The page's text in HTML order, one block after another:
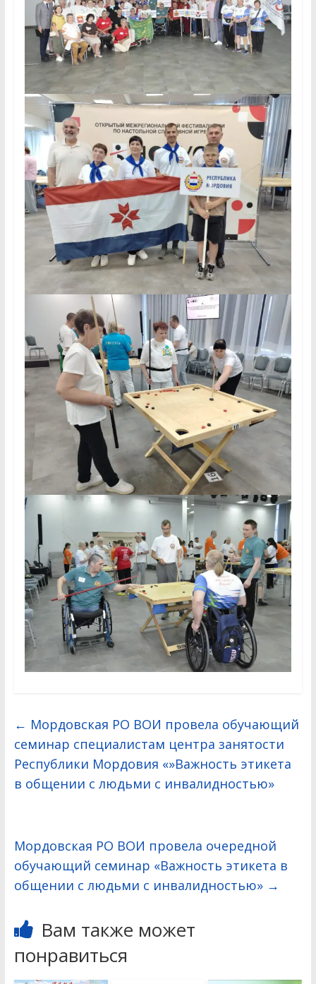
← Мордовская РО ВОИ провела обучающий
семинар специалистам центра занятости
Республики Мордовия «»Важность этикета
в общении с людьми с инвалидностью»
Мордовская РО ВОИ провела очередной
обучающий семинар «Важность этикета в
общении с людьми с инвалидностью» →
Вам также может
понравиться